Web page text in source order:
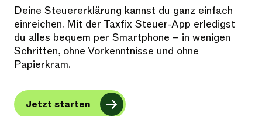
Deine Steuererklärung kannst du ganz einfach
einreichen. Mit der Taxfix Steuer-App erledigst
du alles bequem per Smartphone – in wenigen
Schritten, ohne Vorkenntnisse und ohne
Papierkram.
Jetzt starten